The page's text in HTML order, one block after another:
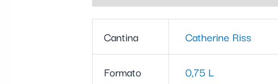
Cantina Catherine Riss
Formato 0,75 L